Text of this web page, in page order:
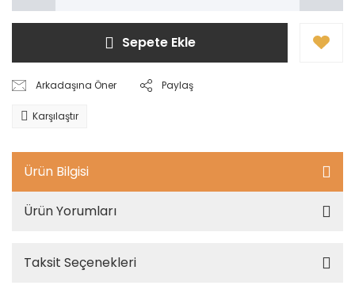
Sepete Ekle
Arkadaşına Öner Paylaş
Karşılaştır
Ürün Bilgisi
Ürün Yorumları
Taksit Seçenekleri